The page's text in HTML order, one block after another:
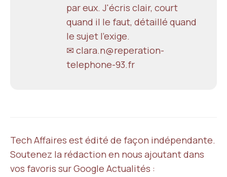
par eux. J'écris clair, court
quand il le faut, détaillé quand
le sujet l'exige.
✉ clara.n@reperation-
telephone-93.fr
Tech Affaires est édité de façon indépendante.
Soutenez la rédaction en nous ajoutant dans
vos favoris sur Google Actualités :